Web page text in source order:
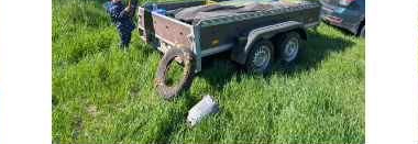
Hegering
Borgwallsee